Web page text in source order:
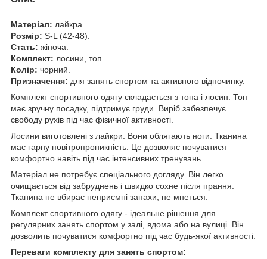
Матеріал: лайкра.
Розмір: S-L (42-48).
Стать: жіноча.
Комплект: лосини, топ.
Колір: чорний.
Призначення: для занять спортом та активного відпочинку.
Комплект спортивного одягу складається з топа і лосин. Топ
має зручну посадку, підтримує груди. Виріб забезпечує
свободу рухів під час фізичної активності.
Лосини виготовлені з лайкри. Вони облягають ноги. Тканина
має гарну повітропроникність. Це дозволяє почуватися
комфортно навіть під час інтенсивних тренувань.
Матеріал не потребує спеціального догляду. Він легко
очищається від забруднень і швидко сохне після прання.
Тканина не вбирає неприємні запахи, не мнеться.
Комплект спортивного одягу - ідеальне рішення для
регулярних занять спортом у залі, вдома або на вулиці. Він
дозволить почуватися комфортно під час будь-якої активності.
Переваги комплекту для занять спортом: